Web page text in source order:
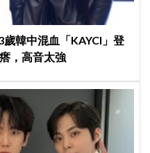
韓中混血「KAYCI」登
，高音太強